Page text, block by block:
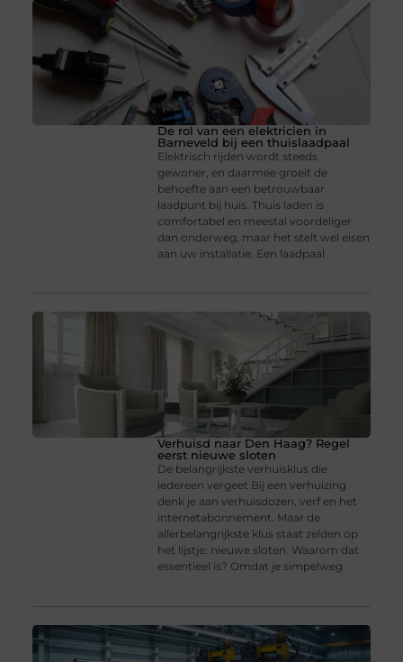
De rol van een elektricien in
Barneveld bij een thuislaadpaal
Elektrisch rijden wordt steeds
gewoner, en daarmee groeit de
behoefte aan een betrouwbaar
laadpunt bij huis. Thuis laden is
comfortabel en meestal voordeliger
dan onderweg, maar het stelt wel eisen
aan uw installatie. Een laadpaal
Verhuisd naar Den Haag? Regel
eerst nieuwe sloten
De belangrijkste verhuisklus die
iedereen vergeet Bij een verhuizing
denk je aan verhuisdozen, verf en het
internetabonnement. Maar de
allerbelangrijkste klus staat zelden op
het lijstje: nieuwe sloten. Waarom dat
essentieel is? Omdat je simpelweg